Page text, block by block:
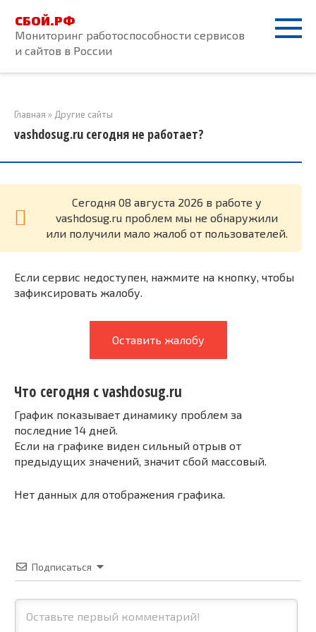
контенту
СБОЙ.РФ
Мониторинг работоспособности сервисов
и сайтов в России
Главная » Другие сайты
vashdosug.ru сегодня не работает?
Cегодня 08 августа 2026 в работе у
vashdosug.ru проблем мы не обнаружили
или получили мало жалоб от пользователей.
Если сервис недоступен, нажмите на кнопку, чтобы
зафиксировать жалобу.
Оставить жалобу
Что сегодня с vashdosug.ru
График показывает динамику проблем за
последние 14 дней.
Если на графике виден сильный отрыв от
предыдущих значений, значит сбой массовый.
Нет данных для отображения графика.
Подписаться